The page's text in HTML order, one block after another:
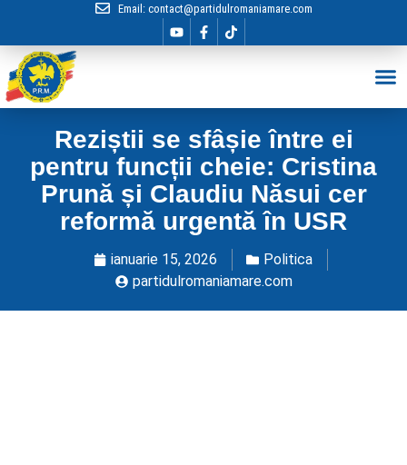
Email: contact@partidulromaniamare.com
Reziștii se sfâșie între ei
pentru funcții cheie: Cristina
Prună și Claudiu Năsui cer
reformă urgentă în USR
ianuarie 15, 2026
Politica
partidulromaniamare.com